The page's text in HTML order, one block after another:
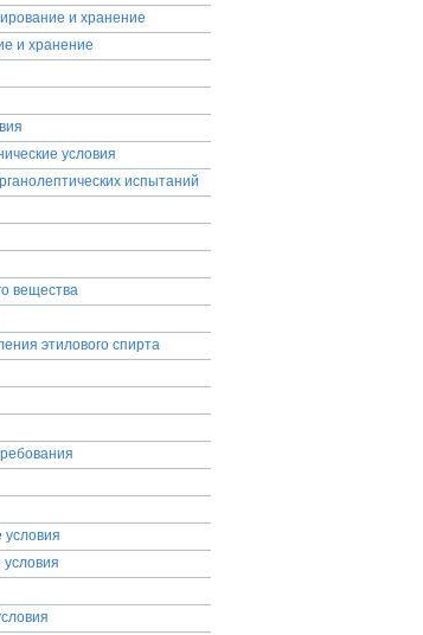
и хранение
и хранение
условия
испытаний
вещества
этилового спирта
условия